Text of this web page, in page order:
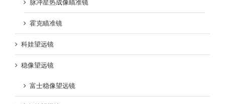
脉冲星热成像瞄准镜
霍克瞄准镜
科娃望远镜
稳像望远镜
富士稳像望远镜